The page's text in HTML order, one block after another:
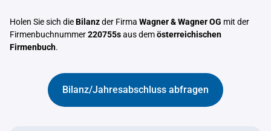
Holen Sie sich dieBilanzder Firma Wagner & Wagner OG mit der
Firmenbuchnummer220755saus demösterreichischen
Firmenbuch.
Bilanz/Jahresabschluss abfragen